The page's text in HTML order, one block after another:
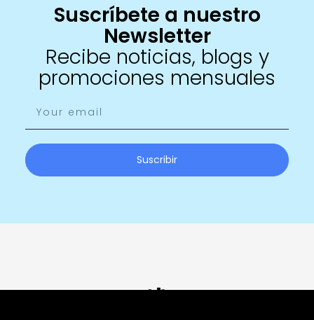
Suscríbete a nuestro
Newsletter
Recibe noticias, blogs y
promociones mensuales
Suscribir